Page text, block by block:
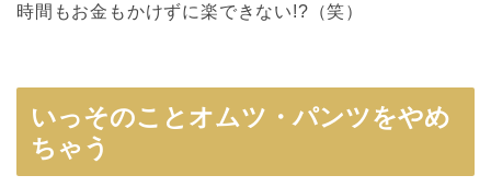
時間もお金もかけずに楽できない!?（笑）
いっそのことオムツ・パンツをやめ
ちゃう